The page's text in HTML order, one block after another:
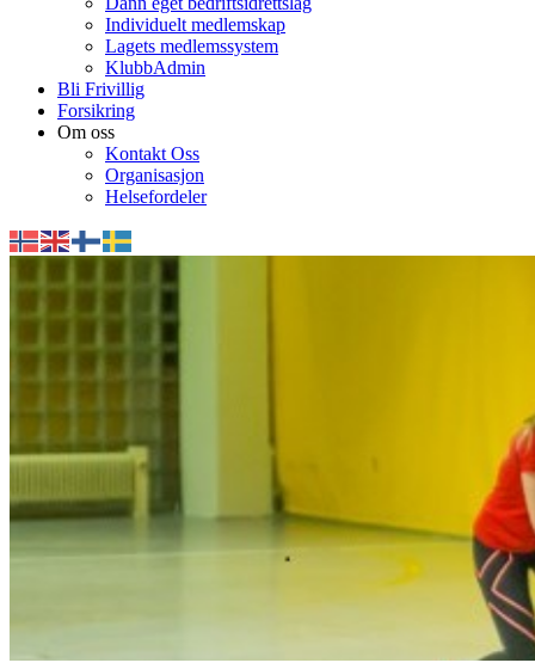
Individuelt medlemskap
Lagets medlemssystem
KlubbAdmin
Bli Frivillig
Forsikring
Om oss
Kontakt Oss
Organisasjon
Helsefordeler